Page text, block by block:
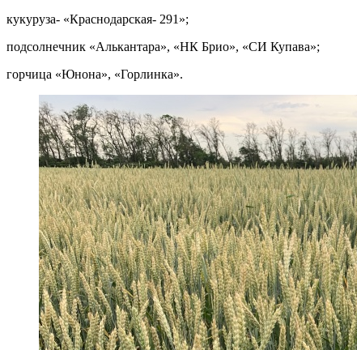
кукуруза- «Краснодарская- 291»;
подсолнечник «Алькантара», «НК Брио», «СИ Купава»;
горчица «Юнона», «Горлинка».